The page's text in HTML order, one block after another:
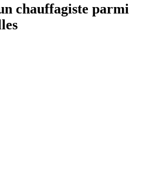
chauffagiste parmi